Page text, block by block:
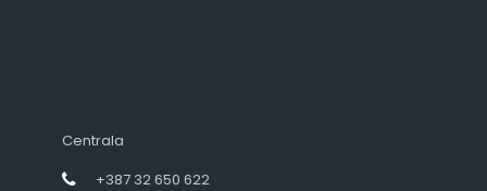
Centrala
+387 32 650 622